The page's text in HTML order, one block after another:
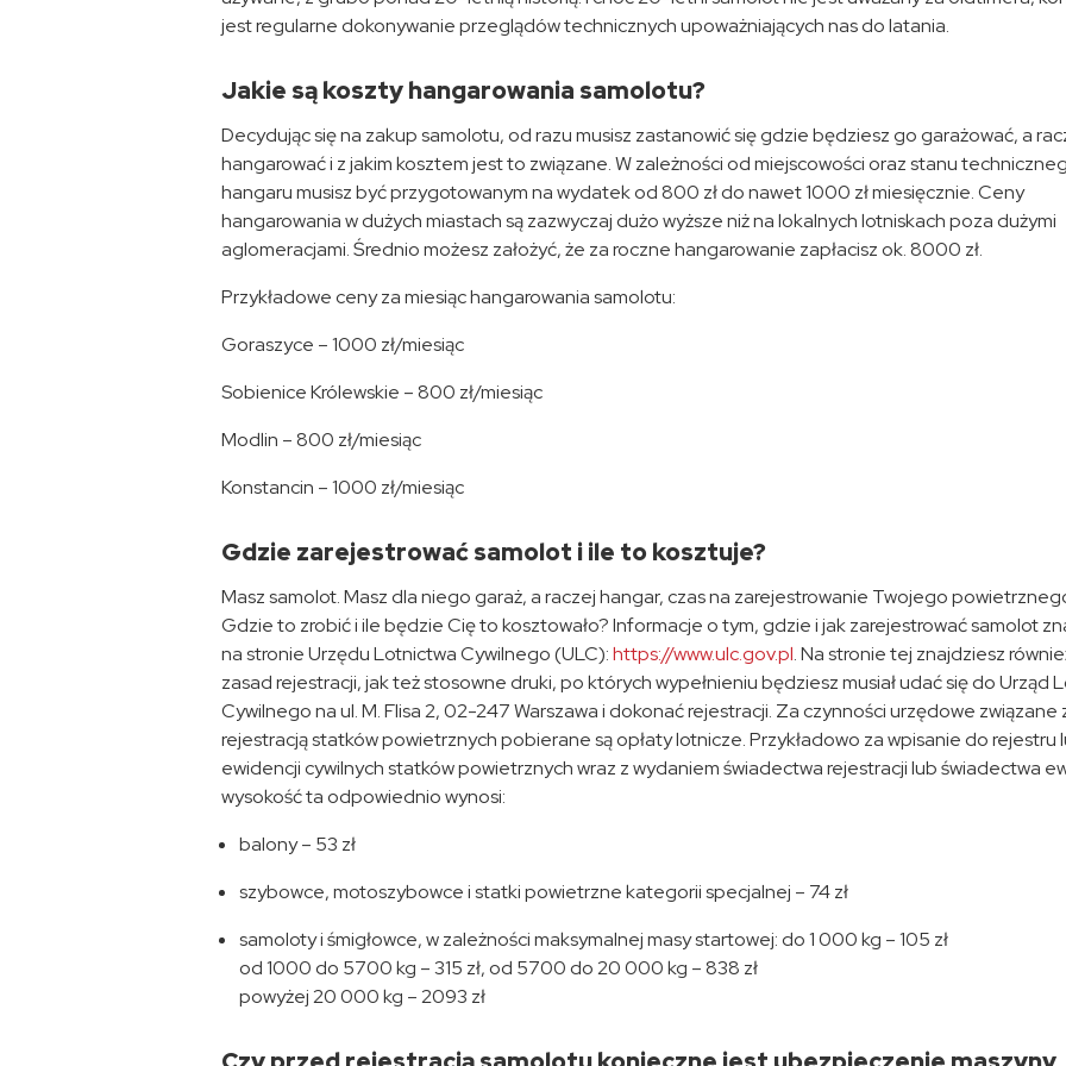
jest regularne dokonywanie przeglądów technicznych upoważniających nas do latania.
Jakie są koszty hangarowania samolotu?
Decydując się na zakup samolotu, od razu musisz zastanowić się gdzie będziesz go garażować, a
hangarować i z jakim kosztem jest to związane. W zależności od miejscowości oraz stanu
hangaru musisz być przygotowanym na wydatek od 800 zł do nawet 1000 zł miesięcznie. Ceny
hangarowania w dużych miastach są zazwyczaj dużo wyższe niż na lokalnych lotniskach poza dużymi
aglomeracjami. Średnio możesz założyć, że za roczne hangarowanie zapłacisz ok. 8000 zł.
Przykładowe ceny za miesiąc hangarowania samolotu:
Goraszyce – 1000 zł/miesiąc
Sobienice Królewskie – 800 zł/miesiąc
Modlin – 800 zł/miesiąc
Konstancin – 1000 zł/miesiąc
Gdzie zarejestrować samolot i ile to kosztuje?
Masz samolot. Masz dla niego garaż, a raczej hangar, czas na zarejestrowanie Twojego
Gdzie to zrobić i ile będzie Cię to kosztowało? Informacje o tym, gdzie i jak zarejestrować samolot
na stronie Urzędu Lotnictwa Cywilnego (ULC):https://www.ulc.gov.pl. Na stronie tej znajdziesz
zasad rejestracji, jak też stosowne druki, po których wypełnieniu będziesz musiał udać się do Urząd
Cywilnego na ul. M. Flisa 2, 02-247 Warszawa i dokonać rejestracji. Za czynności urzędowe związane
rejestracją statków powietrznych pobierane są opłaty lotnicze. Przykładowo za wpisanie do rejestru
ewidencji cywilnych statków powietrznych wraz z wydaniem świadectwa rejestracji lub świadectwa
wysokość ta odpowiednio wynosi:
balony – 53 zł
szybowce, motoszybowce i statki powietrzne kategorii specjalnej – 74 zł
samoloty i śmigłowce, w zależności maksymalnej masy startowej: do 1 000 kg – 105 zł
od 1000 do 5700 kg – 315 zł, od 5700 do 20 000 kg – 838 zł
powyżej 20 000 kg – 2093 zł